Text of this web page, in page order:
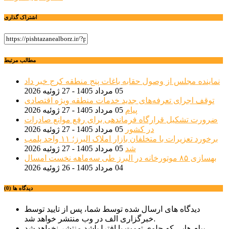
اشتراک گذاری
مطالب مرتبط
نماینده مجلس از وصول حقابه باغات پنج منطقه کرج خبر داد
05 مرداد 1405 - 27 ژوئیه 2026
توقف اجرای تعرفه‌های جدید خدمات منطقه ویژه اقتصادی
پیام 05 مرداد 1405 - 27 ژوئیه 2026
ضرورت تشکیل قرارگاه فرماندهی برای رفع موانع صادرات
در کشور 05 مرداد 1405 - 27 ژوئیه 2026
برخورد تعزیرات با متخلفان بازار املاک البرز؛ ۱۱ واحد پلمب
شد 05 مرداد 1405 - 27 ژوئیه 2026
بهسازی ۸۵ موتورخانه در البرز طی سه‌ماهه نخست امسال
04 مرداد 1405 - 26 ژوئیه 2026
دیدگاه ها (0)
دیدگاه های ارسال شده توسط شما، پس از تایید توسط
خبرگزاری الف در وب منتشر خواهد شد.